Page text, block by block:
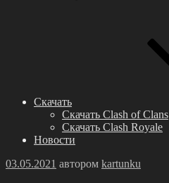
Скачать
Скачать Clash of Clans
Скачать Clash Royale
Новости
Опубликовано
03.05.2021 автором kartunku